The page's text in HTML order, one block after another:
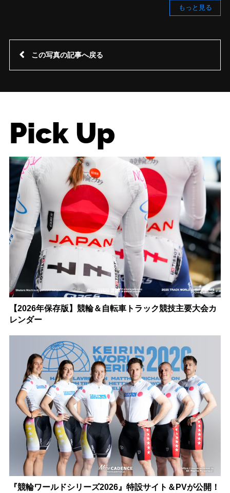
もっと見る
この写真の記事へ戻る
Pick Up
【2026年保存版】競輪＆自転車トラック競技主要大会カ
レンダー
『競輪ワールドシリーズ2026』特設サイト＆PVが公開！